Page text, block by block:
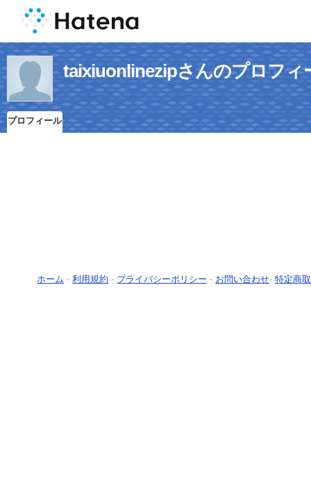
taixiuonlinezipさんのプロフィ
プロフィール
ホーム - 利用規約 - プライバシーポリシー - お問い合わせ- 特定商